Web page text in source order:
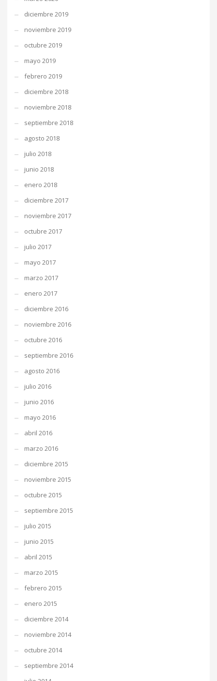
diciembre 2019
noviembre 2019
octubre 2019
mayo 2019
febrero 2019
diciembre 2018
noviembre 2018
septiembre 2018
agosto 2018
julio 2018
junio 2018
enero 2018
diciembre 2017
noviembre 2017
octubre 2017
julio 2017
mayo 2017
marzo 2017
enero 2017
diciembre 2016
noviembre 2016
octubre 2016
septiembre 2016
agosto 2016
julio 2016
junio 2016
mayo 2016
abril 2016
marzo 2016
diciembre 2015
noviembre 2015
octubre 2015
septiembre 2015
julio 2015
junio 2015
abril 2015
marzo 2015
febrero 2015
enero 2015
diciembre 2014
noviembre 2014
octubre 2014
septiembre 2014